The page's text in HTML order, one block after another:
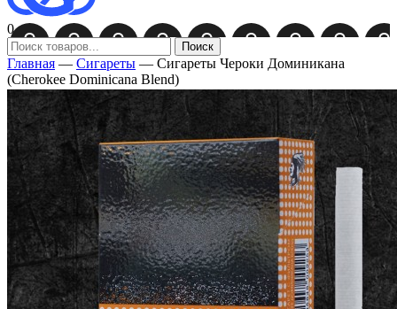
0
Поиск
Главная — Сигареты — Сигареты Чероки Доминикана
(Cherokee Dominicana Blend)